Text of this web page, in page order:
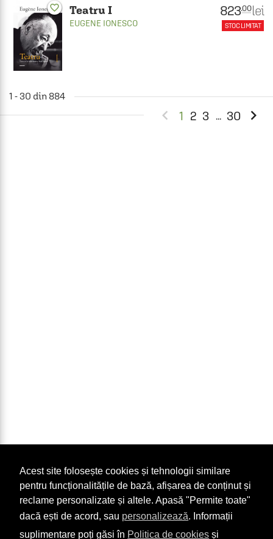
Acest site folosește cookies și tehnologii similare
pentru funcționalitățile de bază, afișarea de conținut și
reclame personalizate și altele. Apasă "Permite toate"
dacă ești de acord, sau personalizează. Informații
suplimentare poți găsi în Politica de cookies și
favorite_border Teatru I
EUGENE IONESCO
823.00 lei
STOC LIMITAT
1 - 30 din 884
 1 2 3 ... 30 